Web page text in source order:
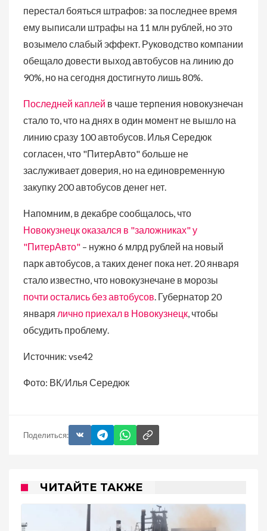
перестал бояться штрафов: за последнее время
ему выписали штрафы на 11 млн рублей, но это
возымело слабый эффект. Руководство компании
обещало довести выход автобусов на линию до
90%, но на сегодня достигнуто лишь 80%.
Последней каплей в чаше терпения новокузнечан
стало то, что на днях в один момент не вышло на
линию сразу 100 автобусов. Илья Середюк
согласен, что "ПитерАвто" больше не
заслуживает доверия, но на единовременную
закупку 200 автобусов денег нет.
Напомним, в декабре сообщалось, что
Новокузнецк оказался в "заложниках" у
"ПитерАвто" – нужно 6 млрд рублей на новый
парк автобусов, а таких денег пока нет. 20 января
стало известно, что новокузнечане в морозы
почти остались без автобусов. Губернатор 20
января лично приехал в Новокузнецк, чтобы
обсудить проблему.
Источник: vse42
Фото: ВК/Илья Середюк
Поделиться:
ЧИТАЙТЕ ТАКЖЕ